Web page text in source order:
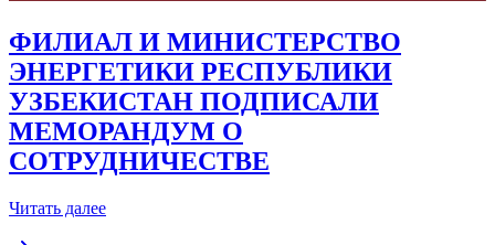
ФИЛИАЛ И МИНИСТЕРСТВО
ЭНЕРГЕТИКИ РЕСПУБЛИКИ
УЗБЕКИСТАН ПОДПИСАЛИ
МЕМОРАНДУМ О
СОТРУДНИЧЕСТВЕ
Читать далее